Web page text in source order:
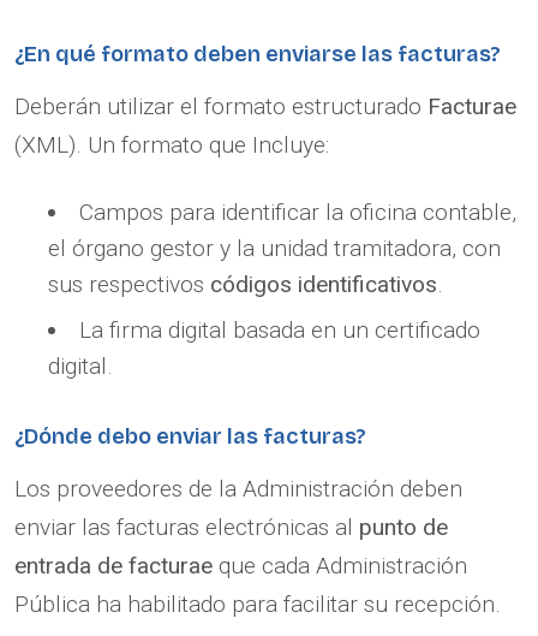
¿En qué formato deben enviarse las facturas?
Deberán utilizar el formato estructurado Facturae
(XML). Un formato que Incluye:
Campos para identificar la oficina contable,
el órgano gestor y la unidad tramitadora, con
sus respectivos códigos identificativos.
La firma digital basada en un certificado
digital.
¿Dónde debo enviar las facturas?
Los proveedores de la Administración deben
enviar las facturas electrónicas al punto de
entrada de facturae que cada Administración
Pública ha habilitado para facilitar su recepción.